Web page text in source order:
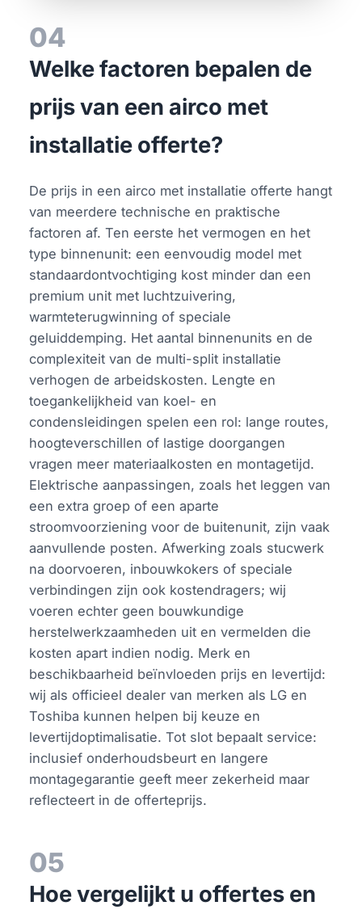
04
Welke factoren bepalen de
prijs van een airco met
installatie offerte?
De prijs in een airco met installatie offerte hangt
van meerdere technische en praktische
factoren af. Ten eerste het vermogen en het
type binnenunit: een eenvoudig model met
standaardontvochtiging kost minder dan een
premium unit met luchtzuivering,
warmteterugwinning of speciale
geluiddemping. Het aantal binnenunits en de
complexiteit van de multi-split installatie
verhogen de arbeidskosten. Lengte en
toegankelijkheid van koel- en
condensleidingen spelen een rol: lange routes,
hoogteverschillen of lastige doorgangen
vragen meer materiaalkosten en montagetijd.
Elektrische aanpassingen, zoals het leggen van
een extra groep of een aparte
stroomvoorziening voor de buitenunit, zijn vaak
aanvullende posten. Afwerking zoals stucwerk
na doorvoeren, inbouwkokers of speciale
verbindingen zijn ook kostendragers; wij
voeren echter geen bouwkundige
herstelwerkzaamheden uit en vermelden die
kosten apart indien nodig. Merk en
beschikbaarheid beïnvloeden prijs en levertijd:
wij als officieel dealer van merken als LG en
Toshiba kunnen helpen bij keuze en
levertijdoptimalisatie. Tot slot bepaalt service:
inclusief onderhoudsbeurt en langere
montagegarantie geeft meer zekerheid maar
reflecteert in de offerteprijs.
05
Hoe vergelijkt u offertes en